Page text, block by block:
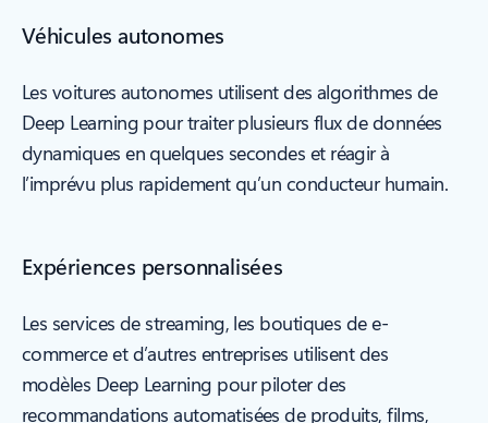
Véhicules autonomes
Les voitures autonomes utilisent des algorithmes de
Deep Learning pour traiter plusieurs flux de données
dynamiques en quelques secondes et réagir à
l’imprévu plus rapidement qu’un conducteur humain.
Expériences personnalisées
Les services de streaming, les boutiques de e-
commerce et d’autres entreprises utilisent des
modèles Deep Learning pour piloter des
recommandations automatisées de produits, films,